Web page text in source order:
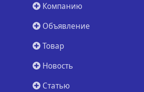
Компанию
Объявление
Товар
Новость
Статью